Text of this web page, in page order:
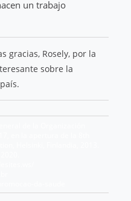
un trabajo
gracias, Rosely, por la
sobre la